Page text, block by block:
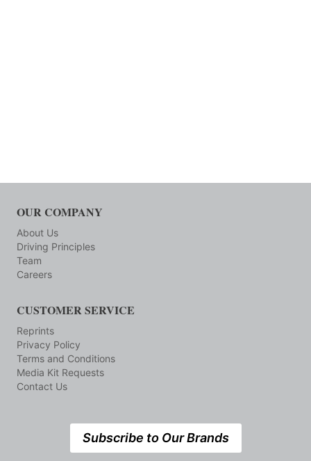
OUR COMPANY
About Us
Driving Principles
Team
Careers
CUSTOMER SERVICE
Reprints
Privacy Policy
Terms and Conditions
Media Kit Requests
Contact Us
Subscribe to Our Brands